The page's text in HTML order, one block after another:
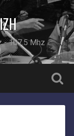
- 107.5 Mhz